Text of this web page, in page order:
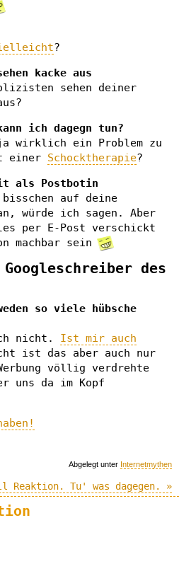
?
kacke aus
sehen deiner
ich dagegn tun?
wirklich ein Problem zu
einer Schocktherapie?
als Postbotin
auf deine
würde ich sagen. Aber
per E-Post verschickt
machbar sein
des
so viele hübsche
nicht. Ist mir auch
ist das aber auch nur
völlig verdrehte
uns da im Kopf
Abgelegt unter Internetmythen
Reaktion. Tu' was dagegen. »